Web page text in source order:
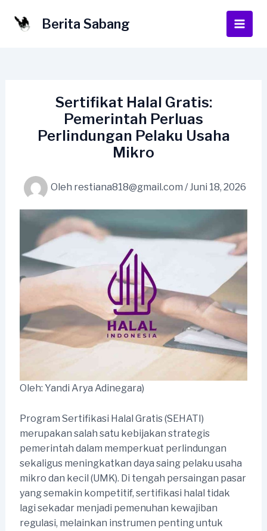
Berita Sabang
Main
Sertifikat Halal Gratis:
Pemerintah Perluas
Perlindungan Pelaku Usaha
Mikro
Oleh restiana818@gmail.com /Juni 18, 2026
Oleh: Yandi Arya Adinegara)
Program Sertifikasi Halal Gratis (SEHATI)
merupakan salah satu kebijakan strategis
pemerintah dalam memperkuat perlindungan
sekaligus meningkatkan daya saing pelaku usaha
mikro dan kecil (UMK). Di tengah persaingan pasar
yang semakin kompetitif, sertifikasi halal tidak
lagi sekadar menjadi pemenuhan kewajiban
regulasi, melainkan instrumen penting untuk